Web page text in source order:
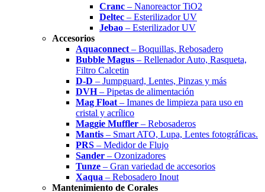
Cranc – Nanoreactor TiO2
Deltec – Esterilizador UV
Jebao – Esterilizador UV
Accesorios
Aquaconnect – Boquillas, Rebosadero
Bubble Magus – Rellenador Auto, Rasqueta,
Filtro Calcetin
D-D – Jumpguard, Lentes, Pinzas y más
DVH– Pipetas de alimentación
Mag Float – Imanes de limpieza para uso en
cristal y acrílico
Maggie Muffler – Rebosaderos
Mantis – Smart ATO, Lupa, Lentes fotográficas.
PRS – Medidor de Flujo
Sander – Ozonizadores
Tunze – Gran variedad de accesorios
Xaqua – Rebosadero Inout
Mantenimiento de Corales